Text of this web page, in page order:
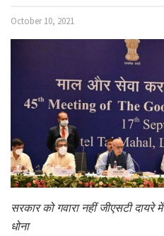
October 10, 2021
सरकार को गवारा नहीं जीएसटी दायरे
धोना